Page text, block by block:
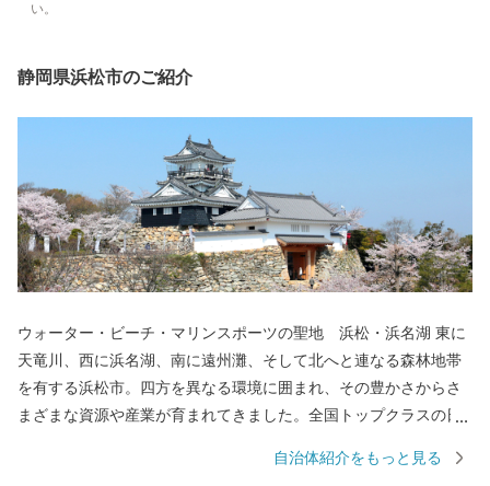
い。
静岡県浜松市のご紹介
ウォーター・ビーチ・マリンスポーツの聖地 浜松・浜名湖 東に
天竜川、西に浜名湖、南に遠州灘、そして北へと連なる森林地帯
を有する浜松市。四方を異なる環境に囲まれ、その豊かさからさ
まざまな資源や産業が育まれてきました。全国トップクラスの日
ほか、楽器やオートバイ、繊維、食品など、ものづくりの街は生
自治体紹介をもっと見る